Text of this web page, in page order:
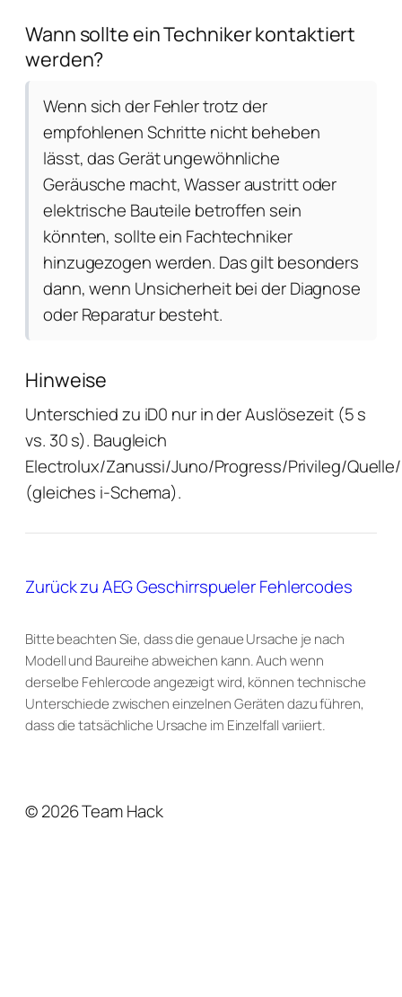
Wann sollte ein Techniker kontaktiert
werden?
Wenn sich der Fehler trotz der
empfohlenen Schritte nicht beheben
lässt, das Gerät ungewöhnliche
Geräusche macht, Wasser austritt oder
elektrische Bauteile betroffen sein
könnten, sollte ein Fachtechniker
hinzugezogen werden. Das gilt besonders
dann, wenn Unsicherheit bei der Diagnose
oder Reparatur besteht.
Hinweise
Unterschied zu iD0 nur in der Auslösezeit (5 s
vs. 30 s). Baugleich
Electrolux/Zanussi/Juno/Progress/Privileg/Quelle/
(gleiches i-Schema).
Zurück zu AEG Geschirrspueler Fehlercodes
Bitte beachten Sie, dass die genaue Ursache je nach
Modell und Baureihe abweichen kann. Auch wenn
derselbe Fehlercode angezeigt wird, können technische
Unterschiede zwischen einzelnen Geräten dazu führen,
dass die tatsächliche Ursache im Einzelfall variiert.
© 2026 Team Hack